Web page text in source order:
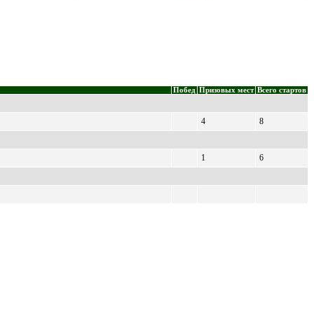
Побед Призовых мест Всего стартов
4
8
1
6